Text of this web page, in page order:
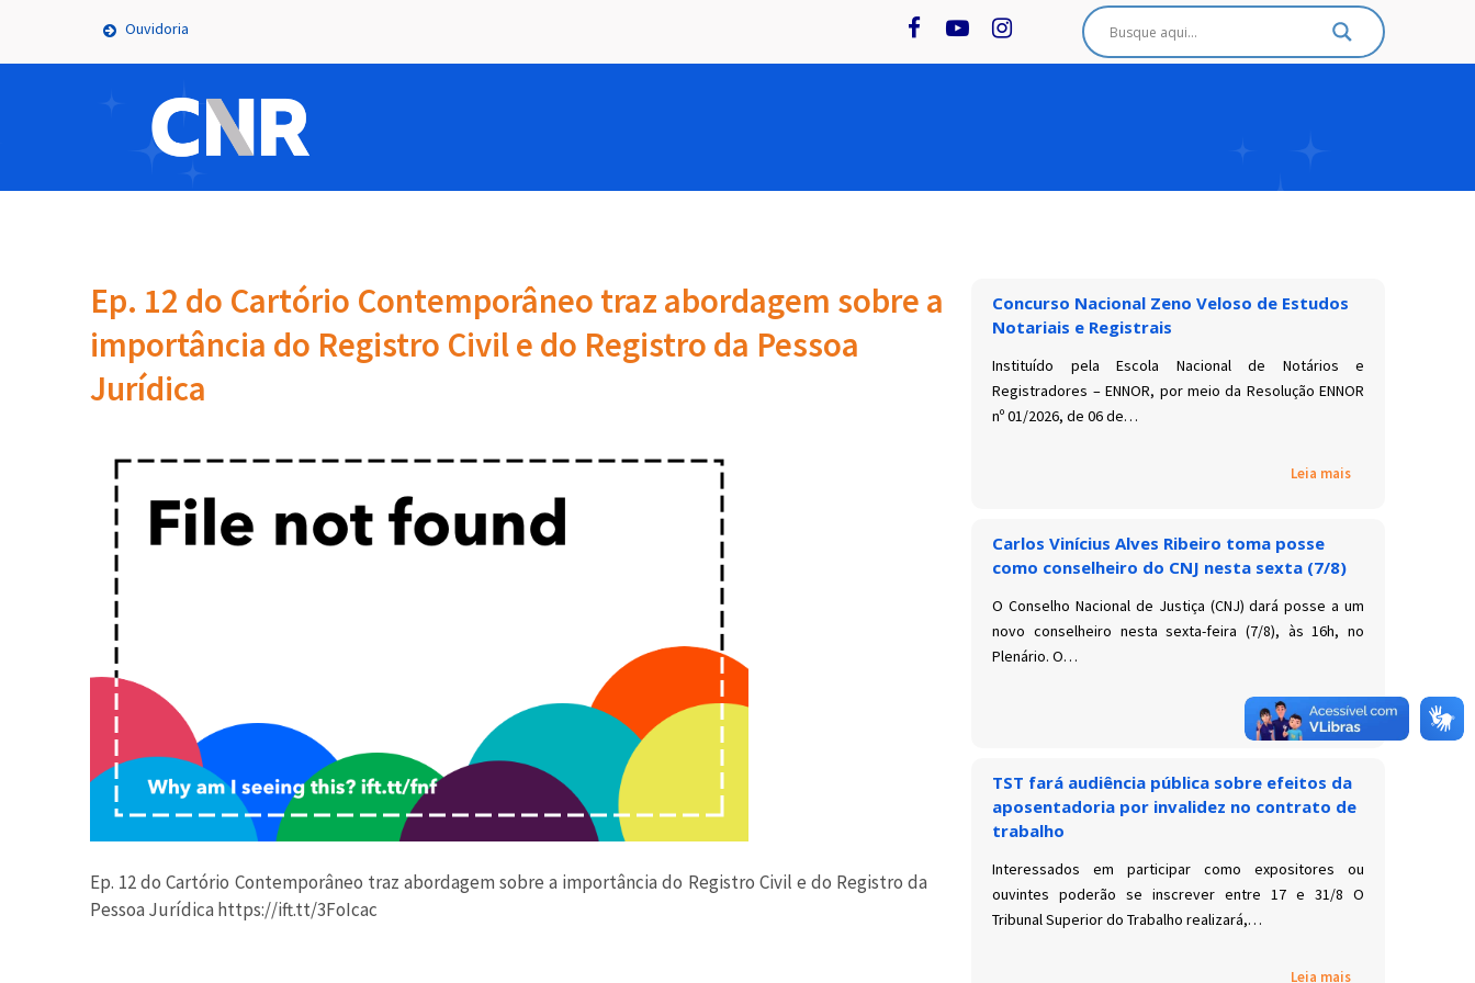
Ouvidoria
Ep. 12 do Cartório Contemporâneo traz abordagem sobre a
importância do Registro Civil e do Registro da Pessoa
Jurídica
Ep. 12 do Cartório Contemporâneo traz abordagem sobre a importância do Registro Civil e do Registro da
Pessoa Jurídica https://ift.tt/3FoIcac
Concurso Nacional Zeno Veloso de Estudos
Notariais e Registrais
Instituído pela Escola Nacional de Notários e
Registradores – ENNOR, por meio da Resolução ENNOR
nº 01/2026, de 06 de…
Leia mais
Carlos Vinícius Alves Ribeiro toma posse
como conselheiro do CNJ nesta sexta (7/8)
O Conselho Nacional de Justiça (CNJ) dará posse a um
novo conselheiro nesta sexta-feira (7/8), às 16h, no
Plenário. O…
Leia mais
TST fará audiência pública sobre efeitos da
aposentadoria por invalidez no contrato de
trabalho
Interessados em participar como expositores ou
ouvintes poderão se inscrever entre 17 e 31/8 O
Tribunal Superior do Trabalho realizará,…
Leia mais